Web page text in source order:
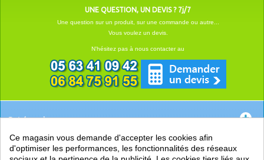
UNE QUESTION, UN DEVIS ? 7j/7
Une question sur un produit, sur une commande ou autre...
Vous voulez un devis.
N'hésitez pas à nous contacter au
Catégories
EN SAVOIR +
Ce magasin vous demande d'accepter les cookies afin
d'optimiser les performances, les fonctionnalités des réseaux